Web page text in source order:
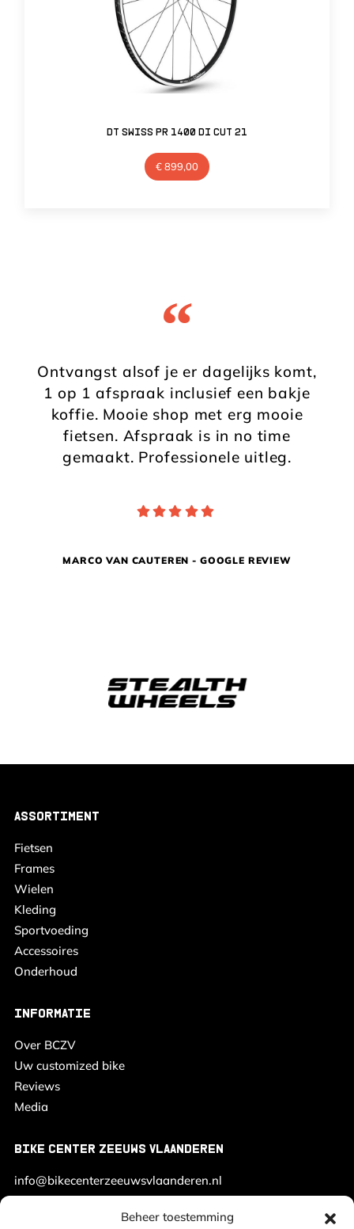
Beheer toestemming
DT Swiss PR 1400 DI Cut 21
€899,00
“
Ontvangst alsof je er dagelijks komt,
1 op 1 afspraak inclusief een bakje
koffie. Mooie shop met erg mooie
fietsen. Afspraak is in no time
gemaakt. Professionele uitleg.
MARCO VAN CAUTEREN - GOOGLE REVIEW
ASSORTIMENT
Fietsen
Frames
Wielen
Kleding
Sportvoeding
Accessoires
Onderhoud
INFORMATIE
Over BCZV
Uw customized bike
Reviews
Media
BIKE CENTER ZEEUWS VLAANDEREN
info@bikecenterzeeuwsvlaanderen.nl